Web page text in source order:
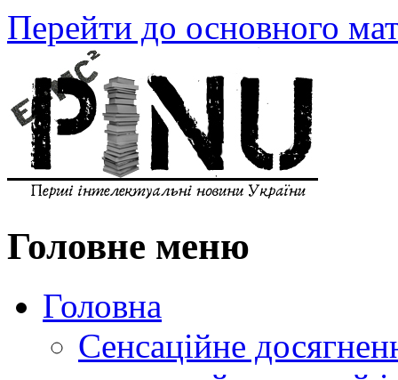
Перейти до основного
Головне меню
Головна
Сенсаційне